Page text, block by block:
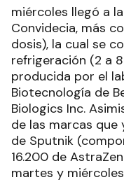
miércoles llegó a
Convidecia, más
dosis), la cual se
refrigeración (2 a
producida por el
Biotecnología de
Biologics Inc.
de las marcas que
de Sputnik
16.200 de
martes y